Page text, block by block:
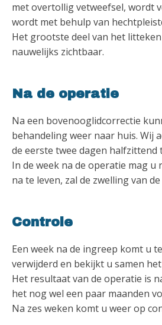
met overtollig vetweefsel, wordt
wordt met behulp van
Het grootste deel van het
nauwelijks zichtbaar.
Na de operatie
Na een bovenooglidcorrectie
behandeling weer naar huis. Wij
de eerste twee dagen halfzittend
In de week na de operatie mag
na te leven, zal de zwelling van
Controle
Een week na de ingreep komt u
verwijderd en bekijkt u samen
Het resultaat van de operatie is
het nog wel een paar maanden
Na zes weken komt u weer op